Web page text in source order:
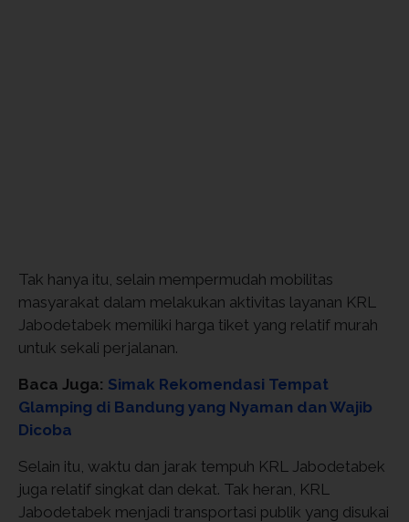
Tak hanya itu, selain mempermudah mobilitas
masyarakat dalam melakukan aktivitas layanan KRL
Jabodetabek memiliki harga tiket yang relatif murah
untuk sekali perjalanan.
Baca Juga: Simak Rekomendasi Tempat
Glamping di Bandung yang Nyaman dan Wajib
Dicoba
Selain itu, waktu dan jarak tempuh KRL Jabodetabek
juga relatif singkat dan dekat. Tak heran, KRL
Jabodetabek menjadi transportasi publik yang disukai